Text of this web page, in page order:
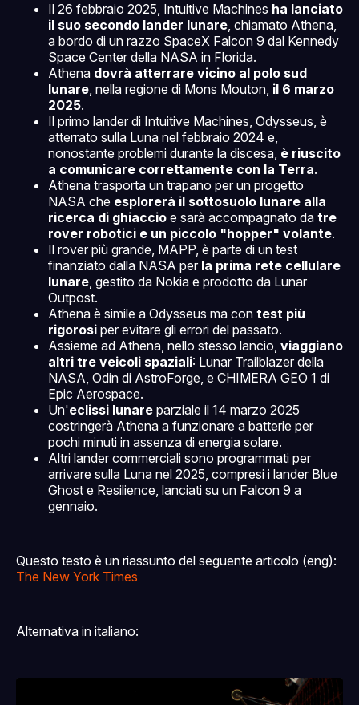
Il 26 febbraio 2025, Intuitive Machines ha lanciato
il suo secondo lander lunare, chiamato Athena,
a bordo di un razzo SpaceX Falcon 9 dal Kennedy
Space Center della NASA in Florida.
Athena dovrà atterrare vicino al polo sud
lunare, nella regione di Mons Mouton, il 6 marzo
2025.
Il primo lander di Intuitive Machines, Odysseus, è
atterrato sulla Luna nel febbraio 2024 e,
nonostante problemi durante la discesa, è riuscito
a comunicare correttamente con la Terra.
Athena trasporta un trapano per un progetto
NASA che esplorerà il sottosuolo lunare alla
ricerca di ghiaccio e sarà accompagnato da tre
rover robotici e un piccolo "hopper" volante.
Il rover più grande, MAPP, è parte di un test
finanziato dalla NASA per la prima rete cellulare
lunare, gestito da Nokia e prodotto da Lunar
Outpost.
Athena è simile a Odysseus ma con test più
rigorosi per evitare gli errori del passato.
Assieme ad Athena, nello stesso lancio, viaggiano
altri tre veicoli spaziali: Lunar Trailblazer della
NASA, Odin di AstroForge, e CHIMERA GEO 1 di
Epic Aerospace.
Un'eclissi lunare parziale il 14 marzo 2025
costringerà Athena a funzionare a batterie per
pochi minuti in assenza di energia solare.
Altri lander commerciali sono programmati per
arrivare sulla Luna nel 2025, compresi i lander Blue
Ghost e Resilience, lanciati su un Falcon 9 a
gennaio.
Questo testo è un riassunto del seguente articolo (eng):
The New York Times
Alternativa in italiano: